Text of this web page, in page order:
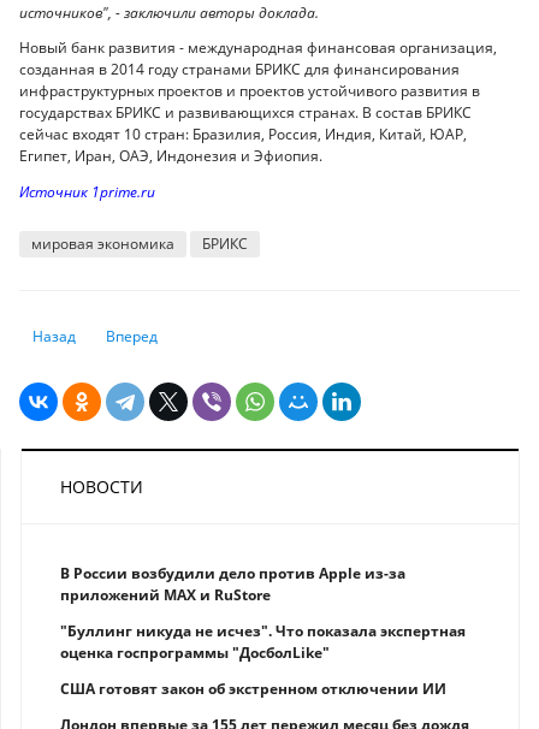
источников", - заключили авторы доклада.
Новый банк развития - международная финансовая организация,
созданная в 2014 году странами БРИКС для финансирования
инфраструктурных проектов и проектов устойчивого развития в
государствах БРИКС и развивающихся странах. В состав БРИКС
сейчас входят 10 стран: Бразилия, Россия, Индия, Китай, ЮАР,
Египет, Иран, ОАЭ, Индонезия и Эфиопия.
Источник 1prime.ru
мировая экономика БРИКС
Предыдущий: Ограничения и карантин: какие страны закрыли
Назад Следующий: Хантавирус уже напомнил миру о Covid.
Вперед
НОВОСТИ
В России возбудили дело против Apple из-за
приложений MAX и RuStore
"Буллинг никуда не исчез". Что показала экспертная
оценка госпрограммы "ДосболLike"
США готовят закон об экстренном отключении ИИ
Лондон впервые за 155 лет пережил месяц без дождя